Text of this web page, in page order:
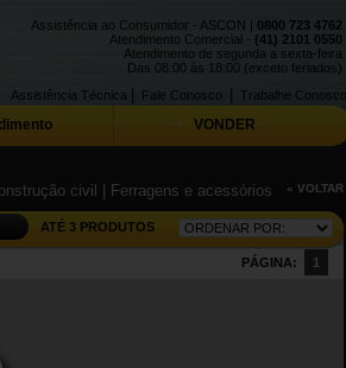
Assistência ao Consumidor - ASCON | 0800 723 4762
Atendimento Comercial - (41) 2101 0550
Atendimento de segunda a sexta-feira
Das 08:00 às 18:00 (exceto feriados)
Trabalhe Conosco
Fale Conosco
Assistência Técnica
VONDER
civil | Ferragens e acessórios « VOLTAR
ATÉ 3 PRODUTOS
PÁGINA: 1